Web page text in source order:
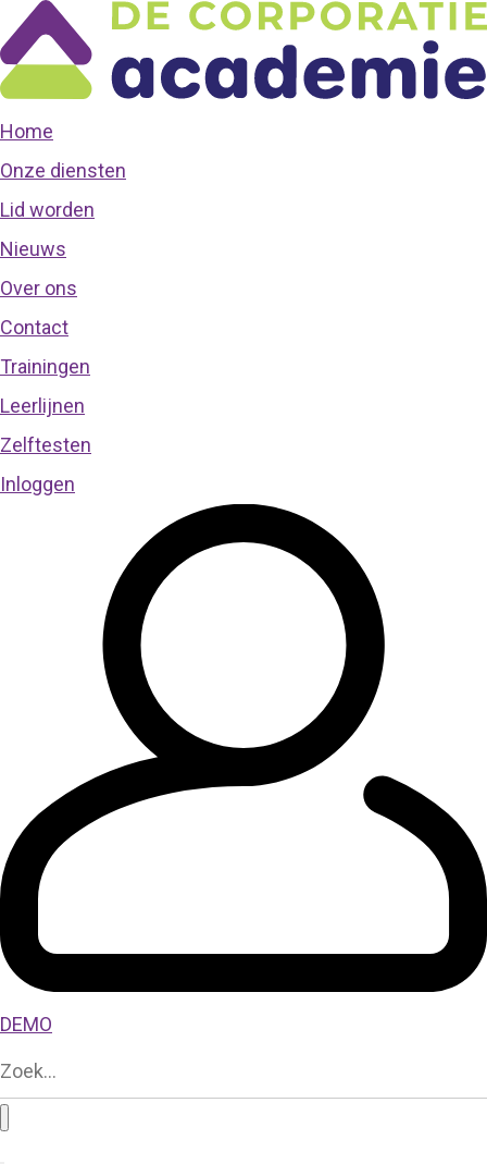
Home
Onze diensten
Lid worden
Nieuws
Over ons
Contact
Trainingen
Leerlijnen
Zelftesten
Inloggen
DEMO